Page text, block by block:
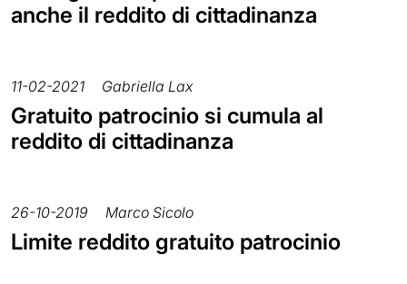
anche il reddito di cittadinanza
11-02-2021 Gabriella Lax
Gratuito patrocinio si cumula al
reddito di cittadinanza
26-10-2019 Marco Sicolo
Limite reddito gratuito patrocinio